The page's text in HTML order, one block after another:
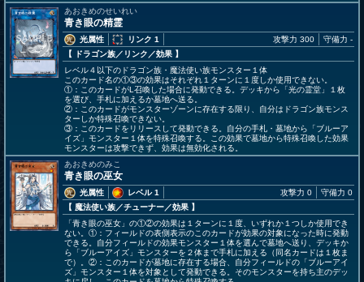
あおきめのせいれい
青き眼の精霊
光属性
リンク 1
【 ドラゴン族／リンク／効果 】
攻撃力 300 守備力 -
レベル４以下のドラゴン族・魔法使い族モンスター１体
このカード名の①③の効果はそれぞれ１ターンに１度しか使用できない。
①：このカードがL召喚した場合に発動できる。デッキから「光の霊堂」１枚
を選び、手札に加えるか墓地へ送る。
②：このカードがモンスターゾーンに存在する限り、自分はドラゴン族モンス
ターしか特殊召喚できない。
③：このカードをリリースして発動できる。自分の手札・墓地から「ブルーア
イズ」モンスター１体を特殊召喚する。この効果で墓地から特殊召喚した効果
モンスターは攻撃できず、効果は無効化される。
あおきめのみこ
青き眼の巫女
光属性
レベル 1
【 魔法使い族／チューナー／効果 】
攻撃力 0 守備力 0
「青き眼の巫女」の①②の効果は１ターンに１度、いずれか１つしか使用でき
ない。①：フィールドの表側表示のこのカードが効果の対象になった時に発動
できる。自分フィールドの効果モンスター１体を選んで墓地へ送り、デッキか
ら「ブルーアイズ」モンスターを２体まで手札に加える（同名カードは１枚ま
で）。②：このカードが墓地に存在する場合、自分フィールドの「ブルーアイ
ズ」モンスター１体を対象として発動できる。そのモンスターを持ち主のデッ